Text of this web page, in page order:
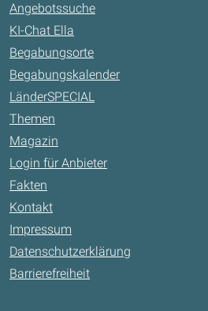
Angebotssuche
KI-Chat Ella
Begabungsorte
Begabungskalender
LänderSPECIAL
Themen
Magazin
Login für Anbieter
Fakten
Kontakt
Impressum
Datenschutzerklärung
Barrierefreiheit